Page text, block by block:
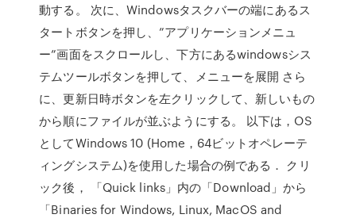
動する。 次に、Windowsタスクバーの端にあるス
タートボタンを押し、”アプリケーションメニュ
ー”画面をスクロールし、下方にあるwindowsシス
テムツールボタンを押して、メニューを展開 さら
に、更新日時ボタンを左クリックして、新しいもの
から順にファイルが並ぶようにする。 以下は，OS
としてWindows 10 (Home，64ビットオペレーテ
ィングシステム)を使用した場合の例である． クリ
ック後， 「Quick links」内の「Download」から
「Binaries for Windows, Linux, MacOS and